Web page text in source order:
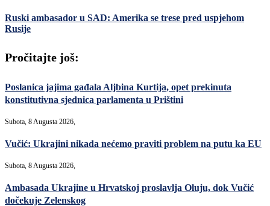
Ruski ambasador u SAD: Amerika se trese pred uspjehom
Rusije
Pročitajte još:
Poslanica jajima gađala Aljbina Kurtija, opet prekinuta
konstitutivna sjednica parlamenta u Prištini
Subota, 8 Augusta 2026,
Vučić: Ukrajini nikada nećemo praviti problem na putu ka EU
Subota, 8 Augusta 2026,
Ambasada Ukrajine u Hrvatskoj proslavlja Oluju, dok Vučić
dočekuje Zelenskog